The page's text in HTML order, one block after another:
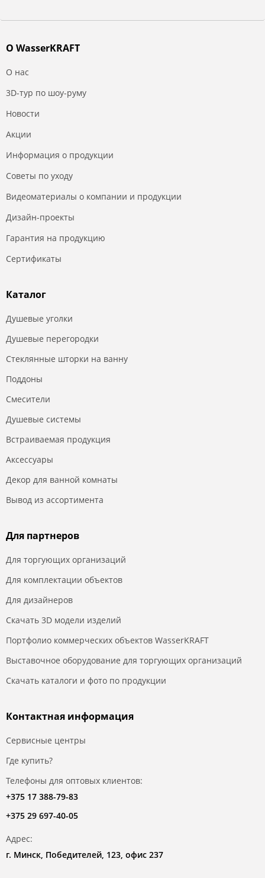
О WasserKRAFT
О нас
3D-тур по шоу-руму
Новости
Акции
Информация о продукции
Советы по уходу
Видеоматериалы о компании и продукции
Дизайн-проекты
Гарантия на продукцию
Сертификаты
Каталог
Душевые уголки
Душевые перегородки
Стеклянные шторки на ванну
Поддоны
Смесители
Душевые системы
Встраиваемая продукция
Аксессуары
Декор для ванной комнаты
Вывод из ассортимента
Для партнеров
Для торгующих организаций
Для комплектации объектов
Для дизайнеров
Скачать 3D модели изделий
Портфолио коммерческих объектов WasserKRAFT
Выставочное оборудование для торгующих организаций
Скачать каталоги и фото по продукции
Контактная информация
Сервисные центры
Где купить?
Телефоны для оптовых клиентов:
+375 17 388-79-83
+375 29 697-40-05
Адрес:
г. Минск, Победителей, 123, офис 237